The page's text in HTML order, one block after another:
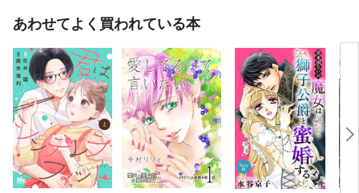
あわせてよく買われている本